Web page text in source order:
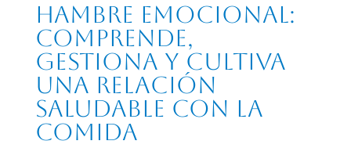
Hambre Emocional:
Comprende,
Gestiona y Cultiva
una Relación
Saludable con la
Comida